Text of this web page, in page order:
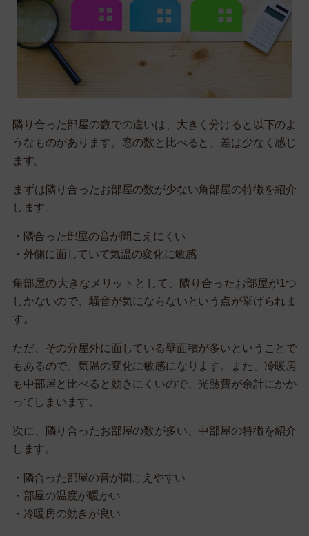
隣り合った部屋の数での違いは、大きく分けると以下のよ
うなものがあります。窓の数と比べると、差は少なく感じ
ます。
まずは隣り合ったお部屋の数が少ない角部屋の特徴を紹介
します。
・隣合った部屋の音が聞こえにくい
・外側に面していて気温の変化に敏感
角部屋の大きなメリットとして、隣り合ったお部屋が1つ
しかないので、騒音が気にならないという点が挙げられま
す。
ただ、その分屋外に面している壁面積が多いということで
もあるので、気温の変化に敏感になります。また、冷暖房
も中部屋と比べると効きにくいので、光熱費が余計にかか
ってしまいます。
次に、隣り合ったお部屋の数が多い、中部屋の特徴を紹介
します。
・隣合った部屋の音が聞こえやすい
・部屋の温度が暖かい
・冷暖房の効きが良い